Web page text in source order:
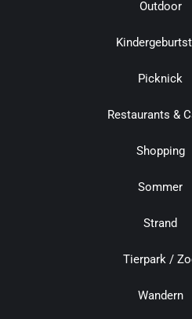
Outdoor
Picknick
Restaurants &
Shopping
Sommer
Strand
Tierpark /
Wandern